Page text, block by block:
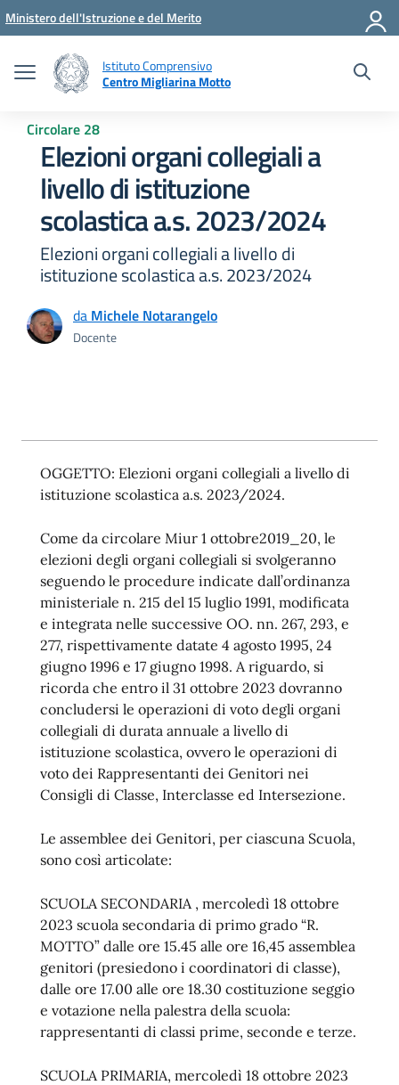
Vai ai contenuti
Vai al menu di navigazione
Vai al footer
Ministero dell'Istruzione e del Merito
Istituto Comprensivo
Centro Migliarina Motto
Circolare 28
Elezioni organi collegiali a
livello di istituzione
scolastica a.s. 2023/2024
Elezioni organi collegiali a livello di
istituzione scolastica a.s. 2023/2024
da Michele Notarangelo
Docente
OGGETTO: Elezioni organi collegiali a livello di
istituzione scolastica a.s. 2023/2024.
Come da circolare Miur 1 ottobre2019_20, le
elezioni degli organi collegiali si svolgeranno
seguendo le procedure indicate dall’ordinanza
ministeriale n. 215 del 15 luglio 1991, modificata
e integrata nelle successive OO. nn. 267, 293, e
277, rispettivamente datate 4 agosto 1995, 24
giugno 1996 e 17 giugno 1998. A riguardo, si
ricorda che entro il 31 ottobre 2023 dovranno
concludersi le operazioni di voto degli organi
collegiali di durata annuale a livello di
istituzione scolastica, ovvero le operazioni di
voto dei Rappresentanti dei Genitori nei
Consigli di Classe, Interclasse ed Intersezione.
Le assemblee dei Genitori, per ciascuna Scuola,
sono così articolate:
SCUOLA SECONDARIA , mercoledì 18 ottobre
2023 scuola secondaria di primo grado “R.
MOTTO” dalle ore 15.45 alle ore 16,45 assemblea
genitori (presiedono i coordinatori di classe),
dalle ore 17.00 alle ore 18.30 costituzione seggio
e votazione nella palestra della scuola:
rappresentanti di classi prime, seconde e terze.
SCUOLA PRIMARIA, mercoledì 18 ottobre 2023